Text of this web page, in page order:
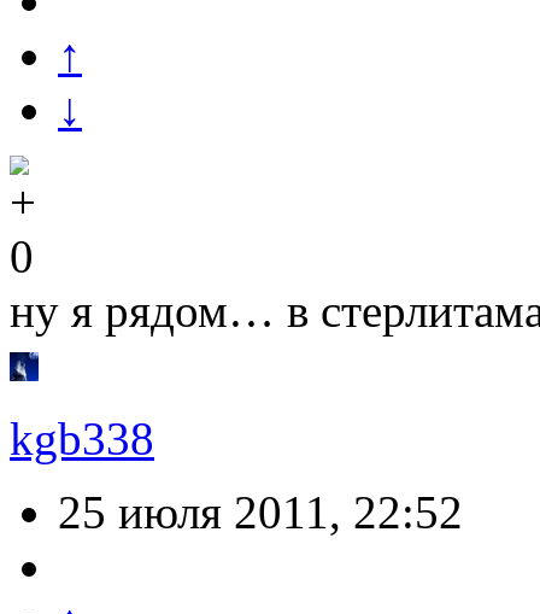
↑
↓
0
ну я рядом… в
kgb338
25 июля 2011, 22:52